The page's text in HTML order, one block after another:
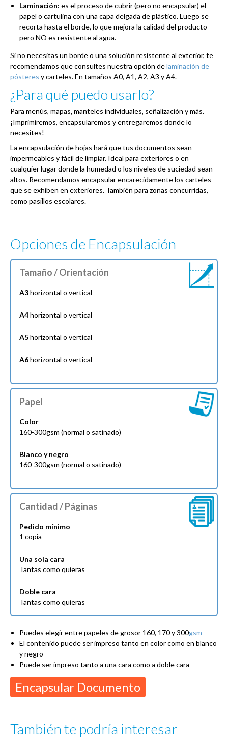
Laminación: es el proceso de cubrir (pero no encapsular) el
papel o cartulina con una capa delgada de plástico. Luego se
recorta hasta el borde, lo que mejora la calidad del producto
pero NO es resistente al agua.
Si no necesitas un borde o una solución resistente al exterior, te
recomendamos que consultes nuestra opción delaminación de
pósteres y carteles. En tamaños A0, A1, A2, A3 y A4.
¿Para qué puedo usarlo?
Para menús, mapas, manteles individuales, señalización y más.
¡Imprimiremos, encapsularemos y entregaremos donde lo
necesites!
La encapsulación de hojas hará que tus documentos sean
impermeables y fácil de limpiar. Ideal para exteriores o en
cualquier lugar donde la humedad o los niveles de suciedad sean
altos. Recomendamos encapsular encarecidamente los carteles
que se exhiben en exteriores. También para zonas concurridas,
como pasillos escolares.
Opciones de Encapsulación
Tamaño / Orientación
A3horizontal o vertical
A4horizontal o vertical
A5horizontal o vertical
A6horizontal o vertical
Papel
Color
160-300gsm (normal o satinado)
Blanco y negro
160-300gsm (normal o satinado)
Cantidad / Páginas
Pedido mínimo
1 copia
Una sola cara
Tantas como quieras
Doble cara
Tantas como quieras
Puedes elegir entre papeles de grosor 160, 170 y 300gsm
El contenido puede ser impreso tanto en color como en blanco
y negro
Puede ser impreso tanto a una cara como a doble cara
Encapsular Documento
También te podría interesar